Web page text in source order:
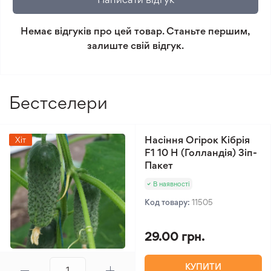
повернення.
Мінімальне замовлення 300 грн.
Немає відгуків про цей товар. Станьте першим,
залиште свій відгук.
Бестселери
Хіт
Насіння Огірок Кібрія
F1 10 Н (Голландія) Зіп-
Пакет
В наявності
Код товару: 11505
29.00 грн.
КУПИТИ